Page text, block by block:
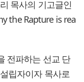
목사의 기고글인
the Rapture is rea
전파하는 선교 단
립자이자 목사로